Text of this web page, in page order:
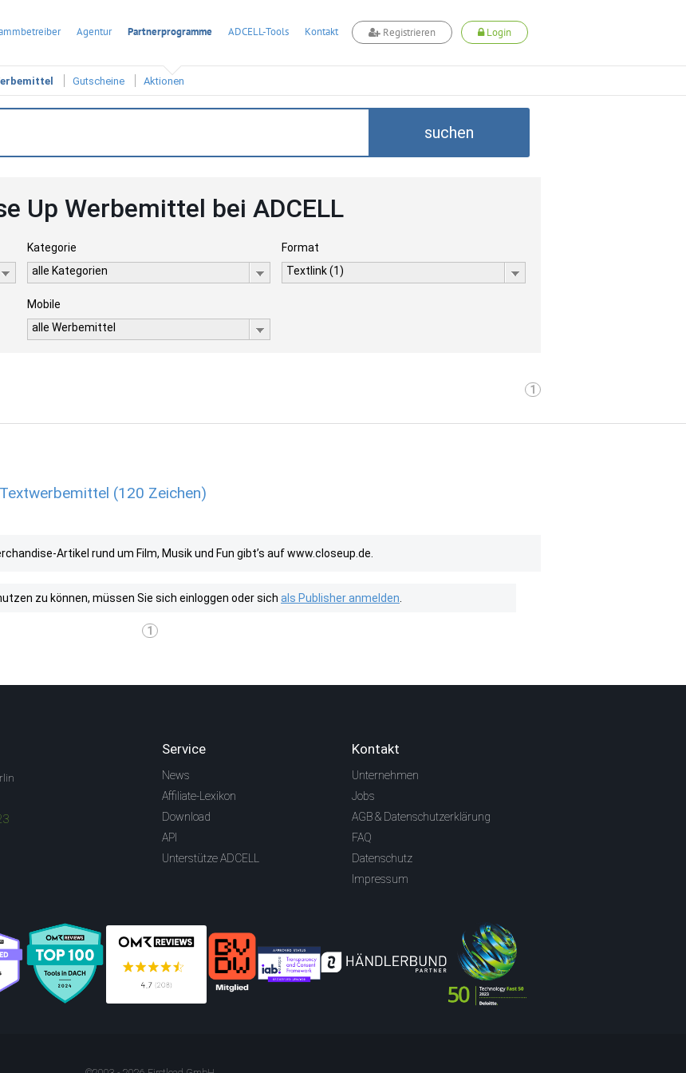
Agentur Partnerprogramme ADCELL-Tools Kontakt Registrieren Login
Gutscheine Aktionen
suchen
Up Werbemittel bei ADCELL
Kategorie
alle Kategorien
Format
Textlink (1)
Mobile
alle Werbemittel
1
(120 Zeichen)
Artikel rund um Film, Musik und Fun gibt’s auf www.closeup.de.
zu können, müssen Sie sich einloggen oder sich als Publisher anmelden
1
Service
News
Affiliate-Lexikon
Download
API
Unterstütze ADCELL
Kontakt
Unternehmen
Jobs
AGB & Datenschutzerklärung
FAQ
Datenschutz
Impressum